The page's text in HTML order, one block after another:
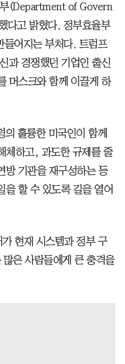
(Department of Govern
다고 밝혔다. 정부효율부
들어지는 부처다. 트럼프
과 경쟁했던 기업인 출신
머스크와 함께 이끌게 하
훌륭한 미국인이 함께
체하고, 과도한 규제를 줄
방 기관을 재구성하는 등
을 할 수 있도록 길을 열어
현재 시스템과 정부 구
은 사람들에게 큰 충격을